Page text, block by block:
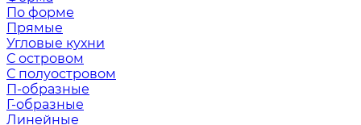
По форме
Прямые
Угловые кухни
С островом
С полуостровом
П-образные
Г-образные
Линейные